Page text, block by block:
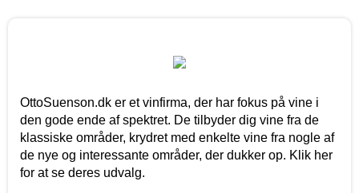
OttoSuenson.dk er et vinfirma, der har fokus på vine i
den gode ende af spektret. De tilbyder dig vine fra de
klassiske områder, krydret med enkelte vine fra nogle af
de nye og interessante områder, der dukker op. Klik her
for at se deres udvalg.